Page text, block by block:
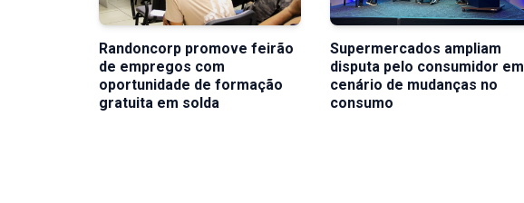
Randoncorp promove feirão
de empregos com
oportunidade de formação
gratuita em solda
Supermercados ampliam
disputa pelo consumidor em
cenário de mudanças no
consumo